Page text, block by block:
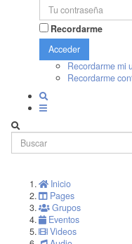
Recordarme
Acceder
Recordarme mi
Recordarme
Inicio
Pages
Grupos
Eventos
Videos